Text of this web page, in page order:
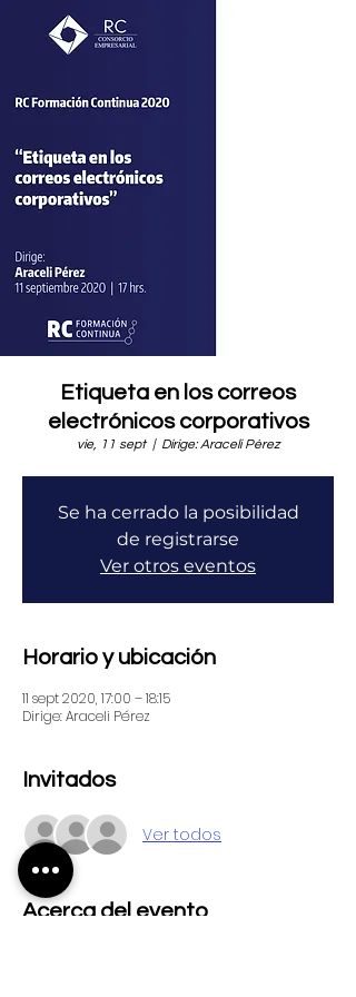
Etiqueta en los correos
electrónicos corporativos
vie, 11 sept
  |
Dirige: Araceli Pérez
Se ha cerrado la posibilidad
de registrarse
Ver otros eventos
Horario y ubicación
11 sept 2020, 17:00 – 18:15
Dirige: Araceli Pérez
Invitados
Ver todos
Acerca del evento